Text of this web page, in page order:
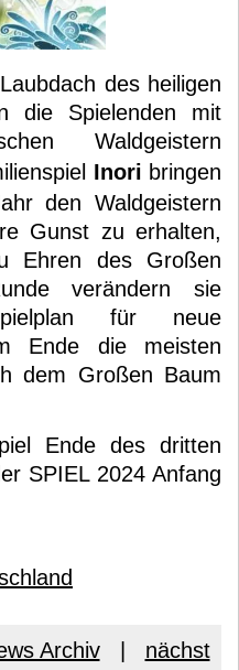
des heiligen
die Spielenden mit
Waldgeistern
Inori bringen
den Waldgeistern
Gunst zu erhalten,
Ehren des Großen
verändern sie
für neue
Ende die meisten
dem Großen Baum
Ende des dritten
SPIEL 2024 Anfang
Archiv| nächst